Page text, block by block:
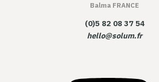
Balma FRANCE
(0)5 82 08 37 54
hello@solum.fr